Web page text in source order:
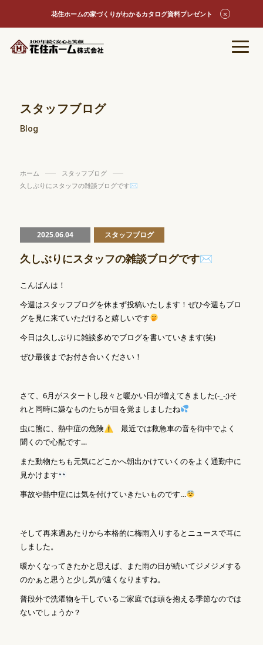
花住ホームの家づくりがわかるカタログ資料プレゼント
スタッフブログ
Blog
ホーム
スタッフブログ
久しぶりにスタッフの雑談ブログです✉
2025.06.04 スタッフブログ
久しぶりにスタッフの雑談ブログです✉
こんばんは！
今週はスタッフブログを休まず投稿いたします！ぜひ今週もブロ
グを見に来ていただけると嬉しいです
今日は久しぶりに雑談多めでブログを書いていきます(笑)
ぜひ最後までお付き合いください！
さて、6月がスタートし段々と暖かい日が増えてきました(-_-;)そ
れと同時に嫌なものたちが目を覚ましましたね
虫に熊に、熱中症の危険⚠ 最近では救急車の音を街中でよく
聞くので心配です…
また動物たちも元気にどこかへ朝出かけていくのをよく通勤中に
見かけます
事故や熱中症には気を付けていきたいものです…
そして再来週あたりから本格的に梅雨入りするとニュースで耳に
しました。
暖かくなってきたかと思えば、また雨の日が続いてジメジメする
のかぁと思うと少し気が遠くなりますね。
普段外で洗濯物を干しているご家庭では頭を抱える季節なのでは
ないでしょうか？